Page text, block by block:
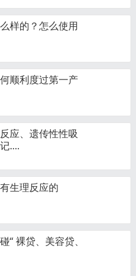
样的？怎么使用
顺利度过第一产
应、遗传性性吸
....
生理反应的
“ 裸贷、美容贷、